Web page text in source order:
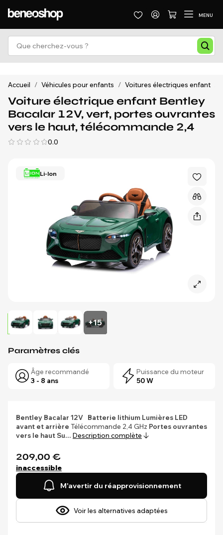
MENU
Accueil / Véhicules pour enfants / Voitures électriques enfant
Voiture électrique enfant Bentley
Bacalar 12V, vert, portes ouvrantes
vers le haut, télécommande 2,4
0.0
Li-Ion
+15
Paramètres clés
Âge recommandé
3 - 8 ans
Puissance du moteur
50 W
Bentley Bacalar 12V Batterie lithium Lumières LED
avant et arrière Télécommande 2,4 GHz Portes ouvrantes
vers le hautSu… Description complète
209,00 €
inaccessible
M'avertir du réapprovisionnement
Voir les alternatives adaptées